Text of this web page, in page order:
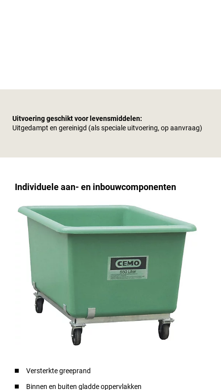
Uitvoering geschikt voor levensmiddelen:
Uitgedampt en gereinigd (als speciale uitvoering, op aanvraag)
Individuele aan- en inbouwcomponenten
Versterkte greeprand
Binnen en buiten gladde oppervlakken